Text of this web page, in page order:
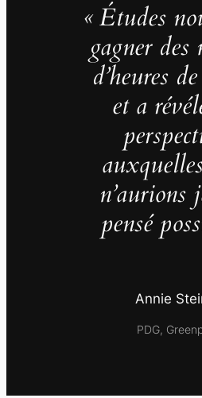
« Études
gagner
d’heures
et a
n’aurions
pensé
Annie
PDG,